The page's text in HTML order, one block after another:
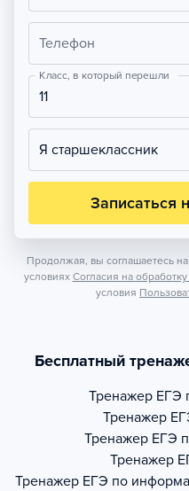
Телефон
Класс, в который перешли
11
Я старшеклассник
Записаться
Продолжая, вы соглашаетесь
условиях Согласия на
условия
Бесплатный
Тренажер ЕГЭ
Тренажер
Тренажер ЕГЭ
Тренажер
Тренажер ЕГЭ по